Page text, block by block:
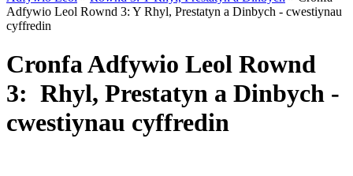
Adfywio Leol Rownd 3: Y Rhyl, Prestatyn a Dinbych - cwestiynau
cyffredin
Cronfa Adfywio Leol Rownd
3: Rhyl, Prestatyn a Dinbych -
cwestiynau cyffredin